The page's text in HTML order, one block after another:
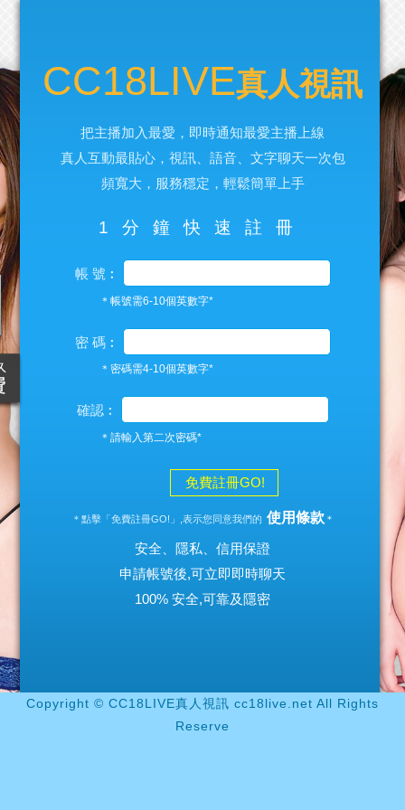
CC18LIVE真人視訊
把主播加入最愛，即時通知最愛主播上線
真人互動最貼心，視訊、語音、文字聊天一次包
頻寬大，服務穩定，輕鬆簡單上手
1分鐘快速註冊
帳 號︰
＊帳號需6-10個英數字*
密 碼︰
＊密碼需4-10個英數字*
確認︰
＊請輸入第二次密碼*
免費註冊GO!
＊點擊「免費註冊GO!」,表示您同意我們的 使用條款＊
安全、隱私、信用保證
申請帳號後,可立即即時聊天
100% 安全,可靠及隱密
Copyright © CC18LIVE真人視訊 cc18live.net All Rights
Reserve